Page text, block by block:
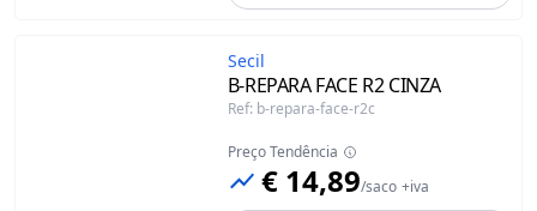
Secil
B-REPARA FACE R2 CINZA
Ref: b-repara-face-r2c
Preço Tendência
€ 14,89/saco +iva